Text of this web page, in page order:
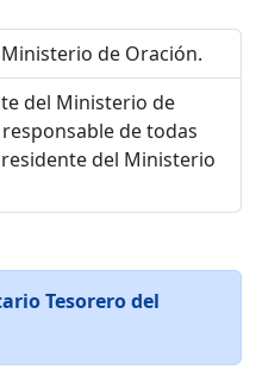
de Oración.
del Ministerio de
de todas
del Ministerio
Tesorero del